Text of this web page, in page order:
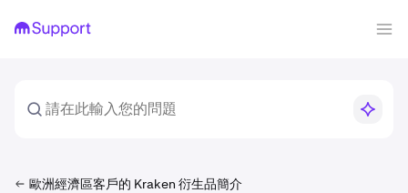
歐洲經濟區客戶的 Kraken 衍生品簡介